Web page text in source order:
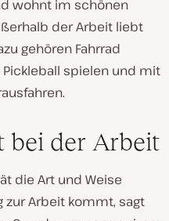
wohnt im schönen
der Arbeit liebt
gehören Fahrrad
Pickleball spielen und mit
bei der Arbeit
die Art und Weise
zur Arbeit kommt, sagt